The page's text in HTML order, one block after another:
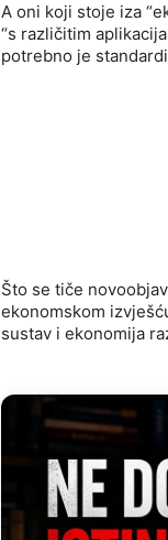
A oni koji stoje iza
“s različitim
potrebno je
Što se tiče
ekonomskom
sustav i ekonomija